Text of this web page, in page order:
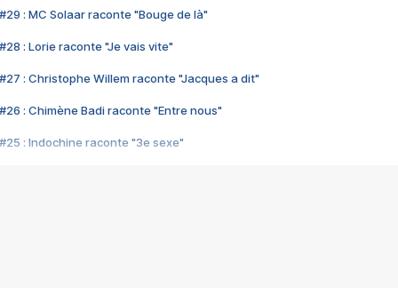
#29 : MC Solaar raconte "Bouge de là"
#28 : Lorie raconte "Je vais vite"
#27 : Christophe Willem raconte "Jacques a dit"
#26 : Chimène Badi raconte "Entre nous"
#25 : Indochine raconte "3e sexe"